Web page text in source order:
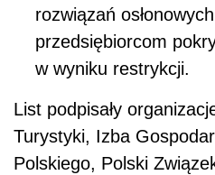
rozwiązań
przedsiębiorcom
w wyniku restrykcji.
List podpisały
Turystyki, Izba
Polskiego, Polski